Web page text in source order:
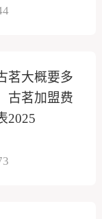
茗大概要多
古茗加盟费
2025